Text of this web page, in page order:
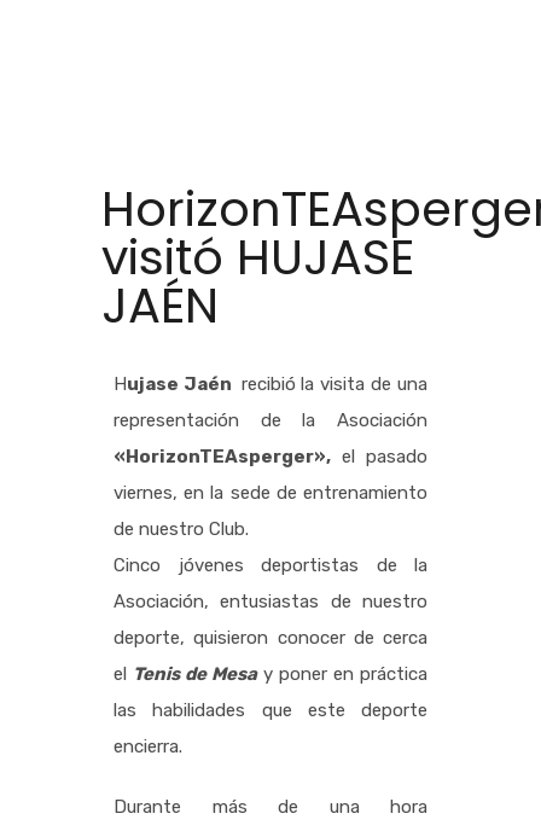
visitó HUJASE
JAÉN
Hujase Jaén recibió la visita de una
representación de la Asociación
«HorizonTEAsperger», el pasado
viernes, en la sede de entrenamiento
de nuestro Club.
Cinco jóvenes deportistas de la
Asociación, entusiastas de nuestro
deporte, quisieron conocer de cerca
el Tenis de Mesay poner en práctica
las habilidades que este deporte
encierra.
Durante más de una hora